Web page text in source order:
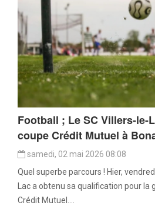
Football ; Le SC Villers-le-
coupe Crédit Mutuel à
samedi, 02 mai 2026 08:08
Quel superbe parcours ! Hier,
Lac a obtenu sa qualification pour la
Crédit Mutuel....